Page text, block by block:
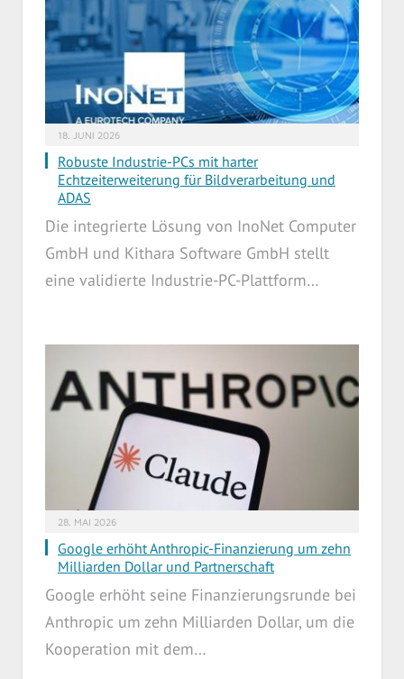
18. JUNI 2026
Robuste Industrie-PCs mit harter
Echtzeiterweiterung für Bildverarbeitung und
ADAS
Die integrierte Lösung von InoNet Computer
GmbH und Kithara Software GmbH stellt
eine validierte Industrie-PC-Plattform…
28. MAI 2026
Google erhöht Anthropic-Finanzierung um zehn
Milliarden Dollar und Partnerschaft
Google erhöht seine Finanzierungsrunde bei
Anthropic um zehn Milliarden Dollar, um die
Kooperation mit dem…